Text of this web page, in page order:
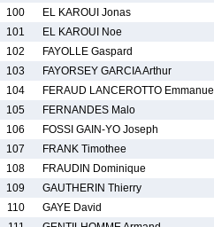
100
EL KAROUI Jonas
101
EL KAROUI Noe
102
FAYOLLE Gaspard
103
FAYORSEY GARCIA Arthur
104
FERAUD LANCEROTTO Emmanuel
105
FERNANDES Malo
106
FOSSI GAIN-YO Joseph
107
FRANK Timothee
108
FRAUDIN Dominique
109
GAUTHERIN Thierry
110
GAYE David